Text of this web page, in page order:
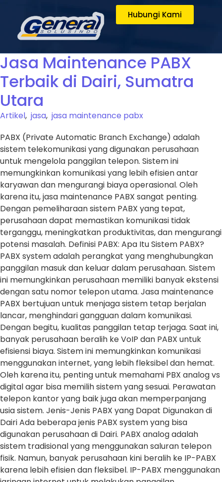
Hubungi Kami
Jasa Maintenance PABX
Terbaik di Dairi, Sumatra
Utara
Artikel, jasa, jasa maintenance pabx
PABX (Private Automatic Branch Exchange) adalah
sistem telekomunikasi yang digunakan perusahaan
untuk mengelola panggilan telepon. Sistem ini
memungkinkan komunikasi yang lebih efisien antar
karyawan dan mengurangi biaya operasional. Oleh
karena itu, jasa maintenance PABX sangat penting.
Dengan pemeliharaan sistem PABX yang tepat,
perusahaan dapat memastikan komunikasi tidak
terganggu, meningkatkan produktivitas, dan mengurangi
potensi masalah. Definisi PABX: Apa Itu Sistem PABX?
PABX system adalah perangkat yang menghubungkan
panggilan masuk dan keluar dalam perusahaan. Sistem
ini memungkinkan perusahaan memiliki banyak ekstensi
dengan satu nomor telepon utama. Jasa maintenance
PABX bertujuan untuk menjaga sistem tetap berjalan
lancar, menghindari gangguan dalam komunikasi.
Dengan begitu, kualitas panggilan tetap terjaga. Saat ini,
banyak perusahaan beralih ke VoIP dan PABX untuk
efisiensi biaya. Sistem ini memungkinkan komunikasi
menggunakan internet, yang lebih fleksibel dan hemat.
Oleh karena itu, penting untuk memahami PBX analog vs
digital agar bisa memilih sistem yang sesuai. Perawatan
telepon kantor yang baik juga akan memperpanjang
usia sistem. Jenis-Jenis PABX yang Dapat Digunakan di
Dairi Ada beberapa jenis PABX system yang bisa
digunakan perusahaan di Dairi. PABX analog adalah
sistem tradisional yang menggunakan saluran telepon
fisik. Namun, banyak perusahaan kini beralih ke IP-PABX
karena lebih efisien dan fleksibel. IP-PABX menggunakan